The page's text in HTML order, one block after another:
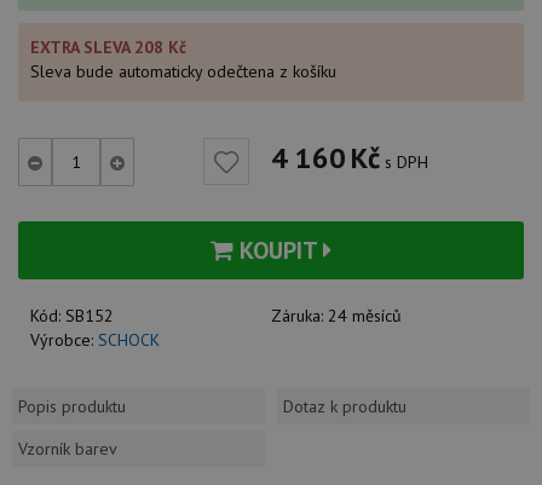
EXTRA SLEVA 208 Kč
Sleva bude automaticky odečtena z košíku
4 160Kč s DPH
KOUPIT
Kód: SB152 Záruka: 24 měsíců
Výrobce: SCHOCK
Popis produktu
Dotaz k produktu
Vzorník barev